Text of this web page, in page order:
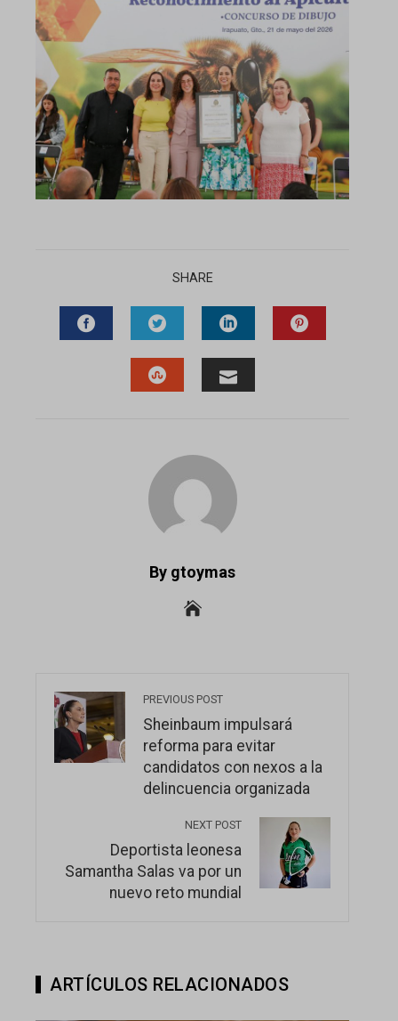
SHARE
FACEBOOKTWITTERLINKEDIN
By gtoymas
PREVIOUS POST
Sheinbaum impulsará
reforma para evitar
candidatos con nexos a la
delincuencia organizada
NEXT POST
Deportista leonesa
Samantha Salas va por un
nuevo reto mundial
ARTÍCULOS RELACIONADOS